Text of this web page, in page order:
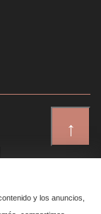
↑
y los anuncios,